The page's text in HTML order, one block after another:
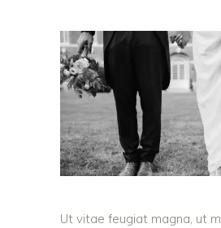
Ut vitae feugiat magna, ut